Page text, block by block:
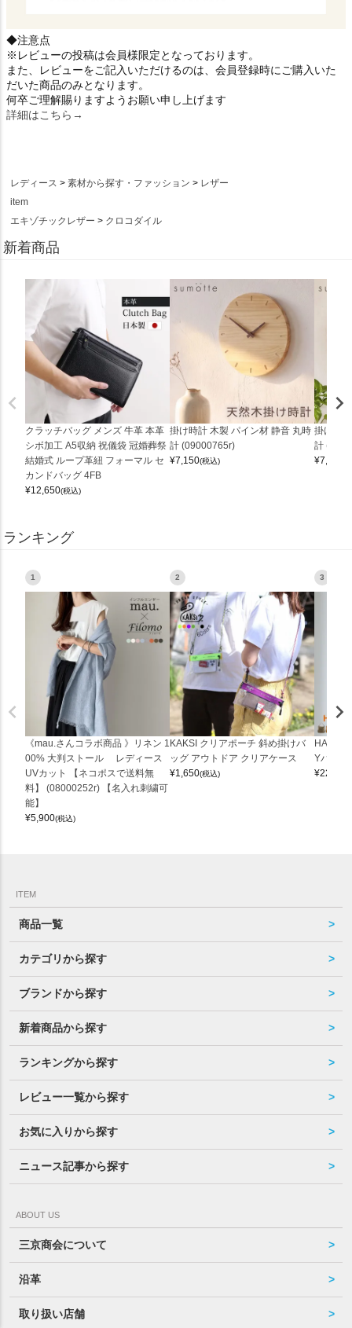
◆注意点
※レビューの投稿は会員様限定となっております。
また、レビューをご記入いただけるのは、会員登録時にご購入いた
だいた商品のみとなります。
何卒ご理解賜りますようお願い申し上げます
詳細はこちら→
レディース 素材から探す・ファッション
レザー
item
エキゾチックレザー
クロコダイル
新着商品
クラッチバッグ メンズ 牛革 本革
シボ加工 A5収納 祝儀袋 冠婚葬祭
結婚式 ループ革紐 フォーマル セ
カンドバッグ 4FB
¥12,650(税込)
掛け時計 木製 パイン材 静音 丸時
計 (09000765r)
¥7,150(税込)
掛け時
計
¥7,150
ランキング
1
《mau.さんコラボ商品 》リネン 1
00% 大判ストール レディース
UVカット 【ネコポスで送料無
料】 (08000252r) 【名入れ刺繍可
能】
¥5,900(税込)
2
KAKSI クリアポーチ 斜め掛けバ
ッグ アウトドア クリアケース
¥1,650(税込)
3
Yバッグ
¥22,000
ITEM
商品一覧
カテゴリから探す
ブランドから探す
新着商品から探す
ランキングから探す
レビュー一覧から探す
お気に入りから探す
ニュース記事から探す
ABOUT US
三京商会について
沿革
取り扱い店舗